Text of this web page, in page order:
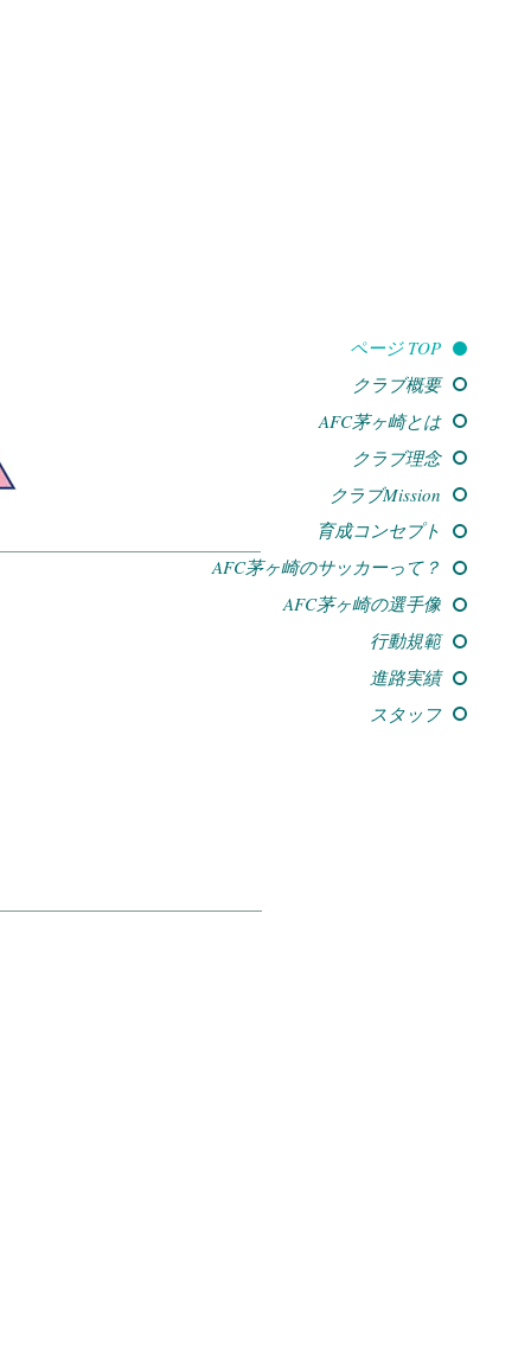
ページ TOP
クラブ概要
AFC茅ヶ崎とは
クラブ理念
クラブMission
育成コンセプト
AFC茅ヶ崎のサッカーって？
AFC茅ヶ崎の選手像
行動規範
進路実績
スタッフ